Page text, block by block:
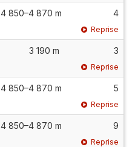
4 850–4 870 m 4
Reprise
3 190 m 3
Reprise
4 850–4 870 m 5
Reprise
4 850–4 870 m 9
Reprise